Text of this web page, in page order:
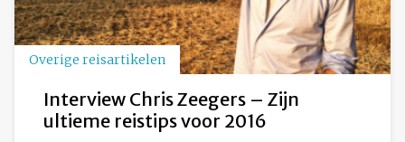
Overige reisartikelen
Interview Chris Zeegers – Zijn
ultieme reistips voor 2016